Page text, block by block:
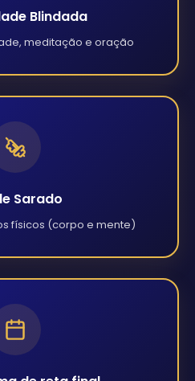
Blindada
meditação e oração
Sarado
físicos (corpo e mente)